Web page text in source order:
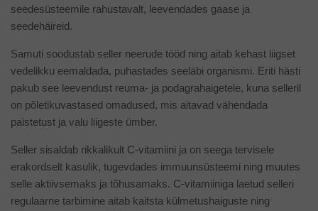
seedesüsteemile rahustavalt, leevendades gaase ja
seedehäireid.
Samuti soodustab seller neerude tööd ning aitab kehast liigset
vedelikku eemaldada, puhastades seeläbi organismi. Eriti hästi
pakub see leevendust reuma- ja podagrahaigetele, kuna selleril
on põletikuvastased omadused, mis aitavad vähendada
paistetust ja valu liigeste ümber.
Seller sisaldab rikkalikult C-vitamiini ja on seega tervisele
erakordselt kasulik, tugevdades immuunsüsteemi ning muutes
selle aktiivsemaks ja tõhusamaks. C-vitamiiniga laetud selleri
regulaarne tarbimine aitab kaitsta külmetushaiguste ning